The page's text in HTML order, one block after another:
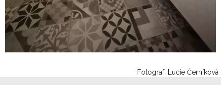
Fotograf: Lucie Černíková